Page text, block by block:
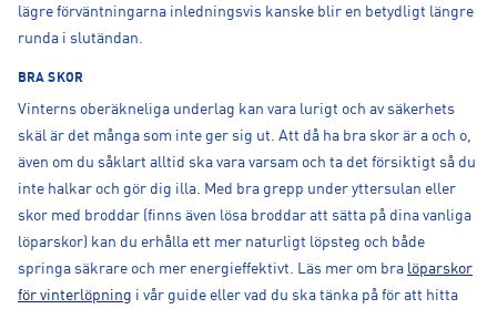
lägre förväntningarna inledningsvis kanske blir en betydligt längre
runda i slutändan.
BRA SKOR
Vinterns oberäkneliga underlag kan vara lurigt och av säkerhets
skäl är det många som inte ger sig ut. Att då ha bra skor är a och o,
även om du såklart alltid ska vara varsam och ta det försiktigt så du
inte halkar och gör dig illa. Med bra grepp under yttersulan eller
skor med broddar (finns även lösa broddar att sätta på dina vanliga
löparskor) kan du erhålla ett mer naturligt löpsteg och både
springa säkrare och mer energieffektivt. Läs mer om bra löparskor
för vinterlöpning i vår guide eller vad du ska tänka på för att hitta